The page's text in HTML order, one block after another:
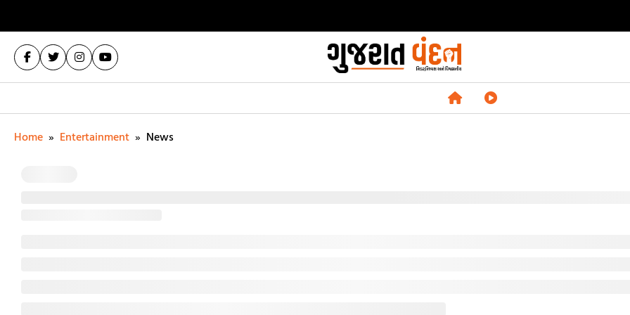
Home » Entertainment » News